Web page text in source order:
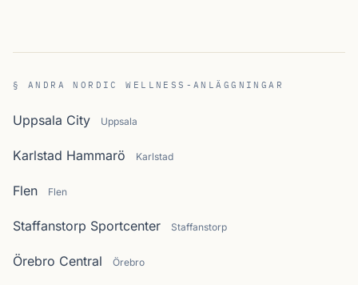
§ ANDRA NORDIC WELLNESS-ANLÄGGNINGAR
Uppsala City Uppsala
Karlstad Hammarö Karlstad
Flen Flen
Staffanstorp Sportcenter Staffanstorp
Örebro Central Örebro